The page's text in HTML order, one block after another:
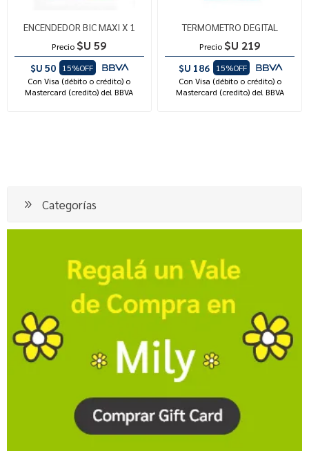
ENCENDEDOR BIC MAXI X 1
Precio $U 59
$U 50
15%OFF
Con Visa (débito o crédito) o
Mastercard (credito) del BBVA
TERMOMETRO DEGITAL
Precio $U 219
$U 186
15%OFF
Con Visa (débito o crédito) o
Mastercard (credito) del BBVA
Categorías